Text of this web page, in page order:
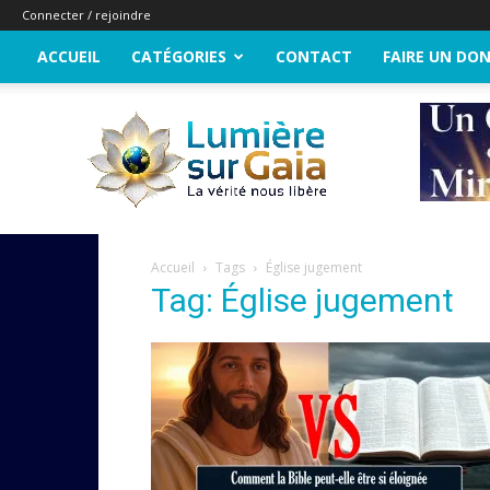
Connecter / rejoindre
ACCUEIL CATÉGORIES CONTACT FAIRE UN DON
Lumière
Gaia
Accueil Tags Église jugement
Tag: Église jugement